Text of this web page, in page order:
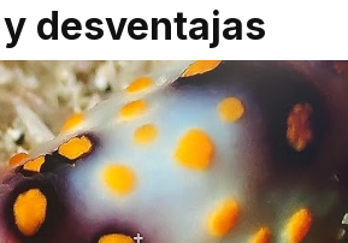
desventajas